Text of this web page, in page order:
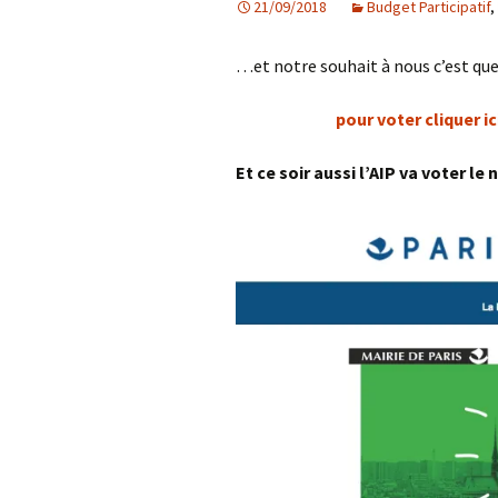
Débats et
Nous rejoindre
Contact
Ligne éditoriale
Mentions
21/09/2018 Budget Participatif,
…et notre souhait à nous c’est
pour voter cliquer ici
Et ce soir aussi l’AIP va voter le